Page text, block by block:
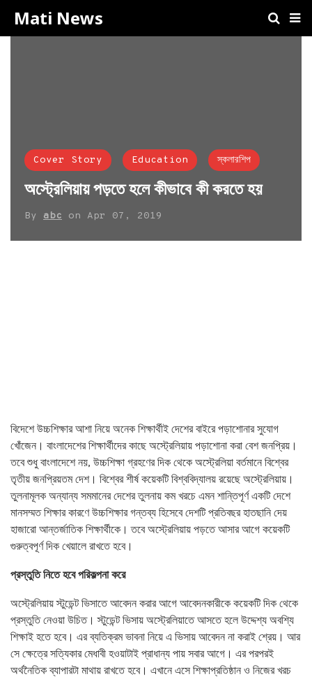
Mati News
Cover Story Education স্কলারশিপ
অস্ট্রেলিয়ায় পড়তে হলে কীভাবে কী করতে হয়
By abc on Apr 07, 2019
বিদেশে উচ্চশিক্ষার আশা নিয়ে অনেক শিক্ষার্থীই দেশের বাইরে পড়াশোনার সুযোগ
খোঁজেন। বাংলাদেশের শিক্ষার্থীদের কাছে অস্ট্রেলিয়ায় পড়াশোনা করা বেশ জনপ্রিয়।
তবে শুধু বাংলাদেশে নয়, উচ্চশিক্ষা গ্রহণের দিক থেকে অস্ট্রেলিয়া বর্তমানে বিশ্বের
তৃতীয় জনপ্রিয়তম দেশ। বিশ্বের শীর্ষ কয়েকটি বিশ্ববিদ্যালয় রয়েছে অস্ট্রেলিয়ায়।
তুলনামূলক অন্যান্য সমমানের দেশের তুলনায় কম খরচে এমন শান্তিপূর্ণ একটি দেশে
মানসম্মত শিক্ষার কারণে উচ্চশিক্ষার গন্তব্য হিসেবে দেশটি প্রতিবছর হাতছানি দেয়
হাজারো আন্তর্জাতিক শিক্ষার্থীকে। তবে অস্ট্রেলিয়ায় পড়তে আসার আগে কয়েকটি
গুরুত্বপূর্ণ দিক খেয়ালে রাখতে হবে।
প্রস্তুতি নিতে হবে পরিকল্পনা করে
অস্ট্রেলিয়ায় স্টুডেন্ট ভিসাতে আবেদন করার আগে আবেদনকারীকে কয়েকটি দিক থেকে
প্রস্তুতি নেওয়া উচিত। স্টুডেন্ট ভিসায় অস্ট্রেলিয়াতে আসতে হলে উদ্দেশ্য অবশ্যি
শিক্ষাই হতে হবে। এর ব্যতিক্রম ভাবনা নিয়ে এ ভিসায় আবেদন না করাই শ্রেয়। আর
সে ক্ষেত্রে সত্যিকার মেধাবী হওয়াটাই প্রাধান্য পায় সবার আগে। এর পরপরই
অর্থনৈতিক ব্যাপারটা মাথায় রাখতে হবে। এখানে এসে শিক্ষাপ্রতিষ্ঠান ও নিজের খরচ